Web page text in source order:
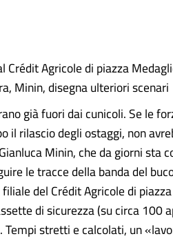
Crédit Agricole di piazza
Minin, disegna ulteriori scenari
già fuori dai cunicoli. Se le
il rilascio degli ostaggi, non
Minin, che da giorni sta
le tracce della banda del
del Crédit Agricole di
di sicurezza (su circa 100
stretti e calcolati, un